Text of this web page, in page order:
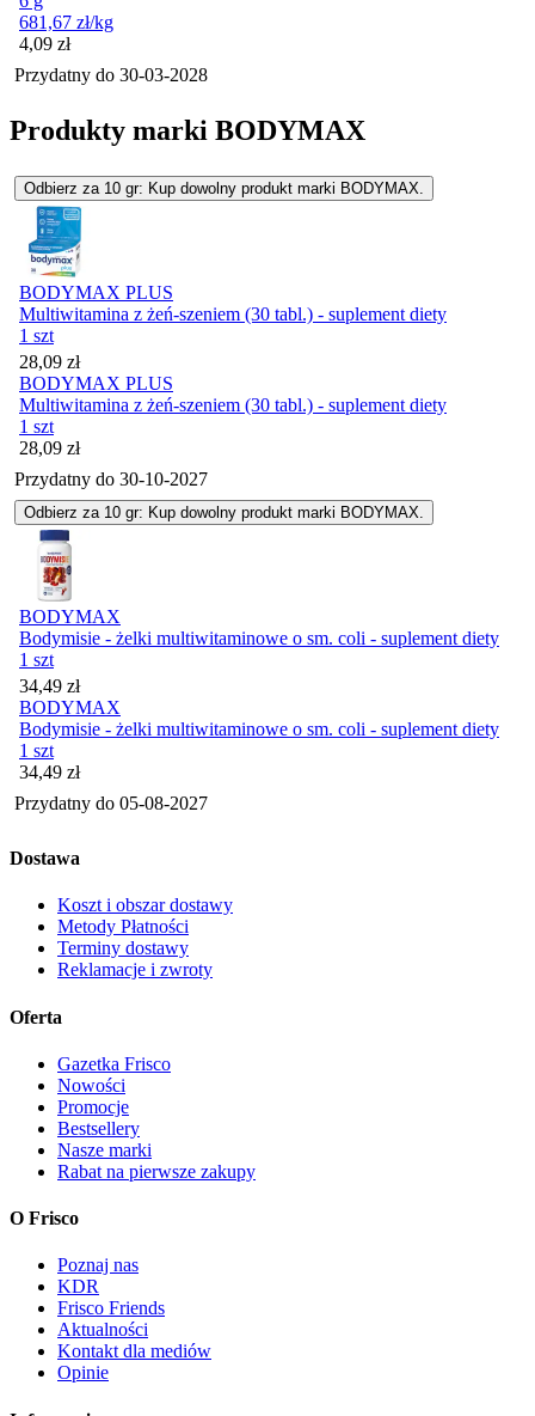
681,67 zł/kg
Cena
4,09 zł
Przydatny do 30-03-2028
Produkty marki BODYMAX
Odbierz za 10 gr: Kup dowolny produkt marki BODYMAX.
BODYMAX PLUS
Multiwitamina z żeń-szeniem (30 tabl.) - suplement diety
1 szt
Cena
28,09 zł
BODYMAX PLUS
Multiwitamina z żeń-szeniem (30 tabl.) - suplement diety
1 szt
Cena
28,09 zł
Przydatny do 30-10-2027
Odbierz za 10 gr: Kup dowolny produkt marki BODYMAX.
BODYMAX
Bodymisie - żelki multiwitaminowe o sm. coli - suplement diety
1 szt
Cena
34,49 zł
BODYMAX
Bodymisie - żelki multiwitaminowe o sm. coli - suplement diety
1 szt
Cena
34,49 zł
Przydatny do 05-08-2027
Dostawa
Koszt i obszar dostawy
Metody Płatności
Terminy dostawy
Reklamacje i zwroty
Oferta
Gazetka Frisco
Nowości
Promocje
Bestsellery
Nasze marki
Rabat na pierwsze zakupy
O Frisco
Poznaj nas
KDR
Frisco Friends
Aktualności
Kontakt dla mediów
Opinie